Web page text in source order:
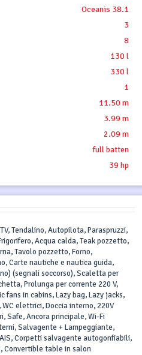
Oceanis 38.1
3
8
130 l
330 l
1
11.50 m
3.99 m
2.09 m
full batten
39 hp
Tendalino, Autopilota, Paraspruzzi,
Acqua calda, Teak pozzetto,
Tavolo pozzetto, Forno,
Carte nautiche e nautica guida,
(segnali soccorso), Scaletta per
Prolunga per corrente 220 V,
in cabins, Lazy bag, Lazy jacks,
elettrici, Doccia interno, 220V
Safe, Ancora principale, Wi-Fi
Salvagente + Lampeggiante,
Corpetti salvagente autogonfiabili,
Convertible table in salon